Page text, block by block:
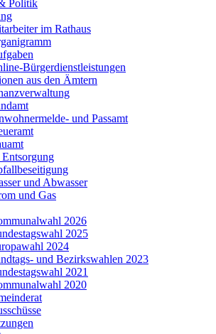
Politik
im Rathaus
Bürgerdienstleistungen
aus den Ämtern
und Passamt
und Abwasser
und Gas
2026
2025
2024
und Bezirkswahlen 2023
2021
2020